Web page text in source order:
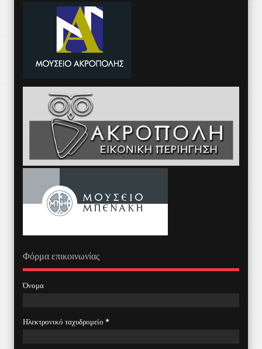
Φόρμα επικοινωνίας
Όνομα
Ηλεκτρονικό ταχυδρομείο *